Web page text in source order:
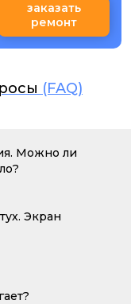
заказать
ремонт
(FAQ)
Можно ли
Экран